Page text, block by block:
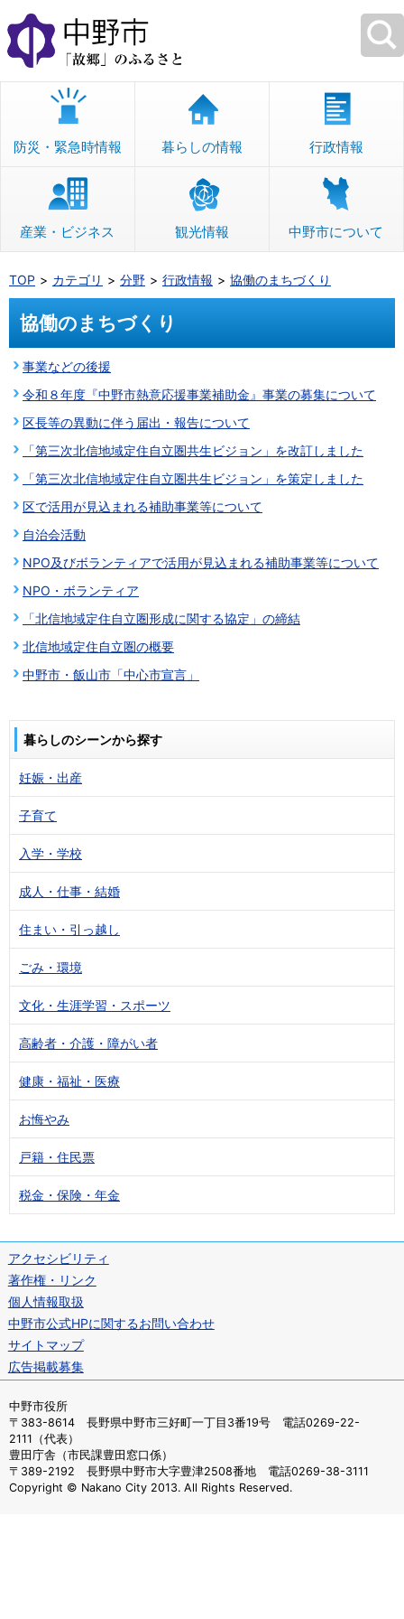
本
文
へ
移
防災・緊急時情報 暮らしの情報 行政情報
産業・ビジネス 観光情報 中野市について
TOP カテゴリ 分野 行政情報 協働のまちづくり
協働のまちづくり
事業などの後援
令和８年度『中野市熱意応援事業補助金』事業の募集について
区長等の異動に伴う届出・報告について
「第三次北信地域定住自立圏共生ビジョン」を改訂しました
「第三次北信地域定住自立圏共生ビジョン」を策定しました
区で活用が見込まれる補助事業等について
自治会活動
NPO及びボランティアで活用が見込まれる補助事業等について
NPO・ボランティア
「北信地域定住自立圏形成に関する協定」の締結
北信地域定住自立圏の概要
中野市・飯山市「中心市宣言」
暮らしのシーンから探す
妊娠・出産
子育て
入学・学校
成人・仕事・結婚
住まい・引っ越し
ごみ・環境
文化・生涯学習・スポーツ
高齢者・介護・障がい者
健康・福祉・医療
お悔やみ
戸籍・住民票
税金・保険・年金
アクセシビリティ
著作権・リンク
個人情報取扱
中野市公式HPに関するお問い合わせ
サイトマップ
広告掲載募集
中野市役所
〒383-8614 長野県中野市三好町一丁目3番19号 電話0269-22-
2111（代表）
豊田庁舎（市民課豊田窓口係）
〒389-2192 長野県中野市大字豊津2508番地 電話0269-38-3111
Copyright © Nakano City 2013. All Rights Reserved.